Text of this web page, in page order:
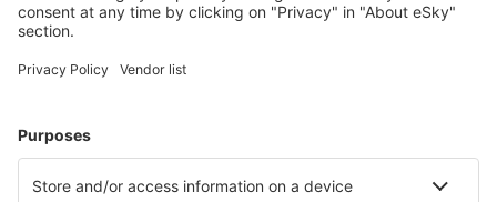
Uživateli eSky nejčastěji hledané ubytování
Ubytování ve Švýcarsku - Oblíbená města
Ubytování in Zermatt Ubytování in Grindelwald